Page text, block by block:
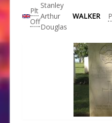
Plt
Off
Stanley
Arthur
Douglas
WALKER